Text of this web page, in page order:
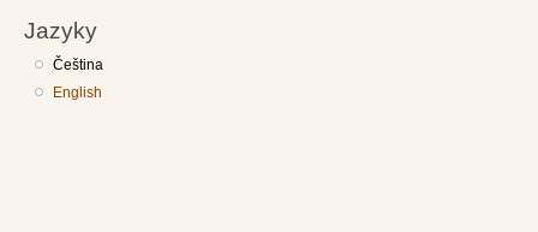
Jazyky
Čeština
English